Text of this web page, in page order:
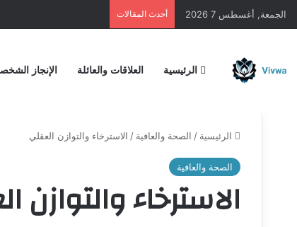
الجمعة, أغسطس 7 2026 أحدث المقالات
الرئيسية العلاقات والعائلة الإنجاز
الرئيسية / الصحة والعافية / الاسترخاء والتوازن العقلي
الصحة والعافية
الاسترخاء والتوازن